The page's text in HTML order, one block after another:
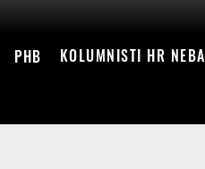
PHB KOLUMNISTI HR NEBA